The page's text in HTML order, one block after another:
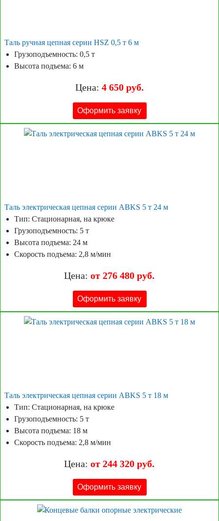
Таль ручная цепная серии HSZ 0,5 т 6 м
Грузоподъемность: 0,5 т
Высота подъема: 6 м
Цена: 4 650 руб.
Оформить заявку
Таль электрическая цепная серии ABKS 5 т 24 м
Тип: Стационарная, на крюке
Грузоподъемность: 5 т
Высота подъема: 24 м
Скорость подъема: 2,8 м/мин
Цена:от 276 480 руб.
Оформить заявку
Таль электрическая цепная серии ABKS 5 т 18 м
Тип: Стационарная, на крюке
Грузоподъемность: 5 т
Высота подъема: 18 м
Скорость подъема: 2,8 м/мин
Цена:от 244 320 руб.
Оформить заявку